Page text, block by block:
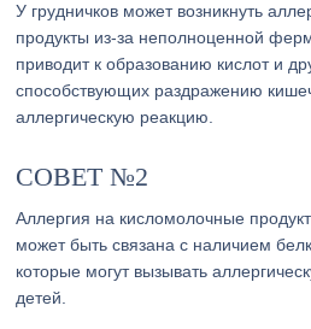
У грудничков может возникнуть
продукты из-за неполноценной
приводит к образованию кислот и
способствующих раздражению
аллергическую реакцию.
СОВЕТ №2
Аллергия на кисломолочные
может быть связана с наличием
которые могут вызывать
детей.